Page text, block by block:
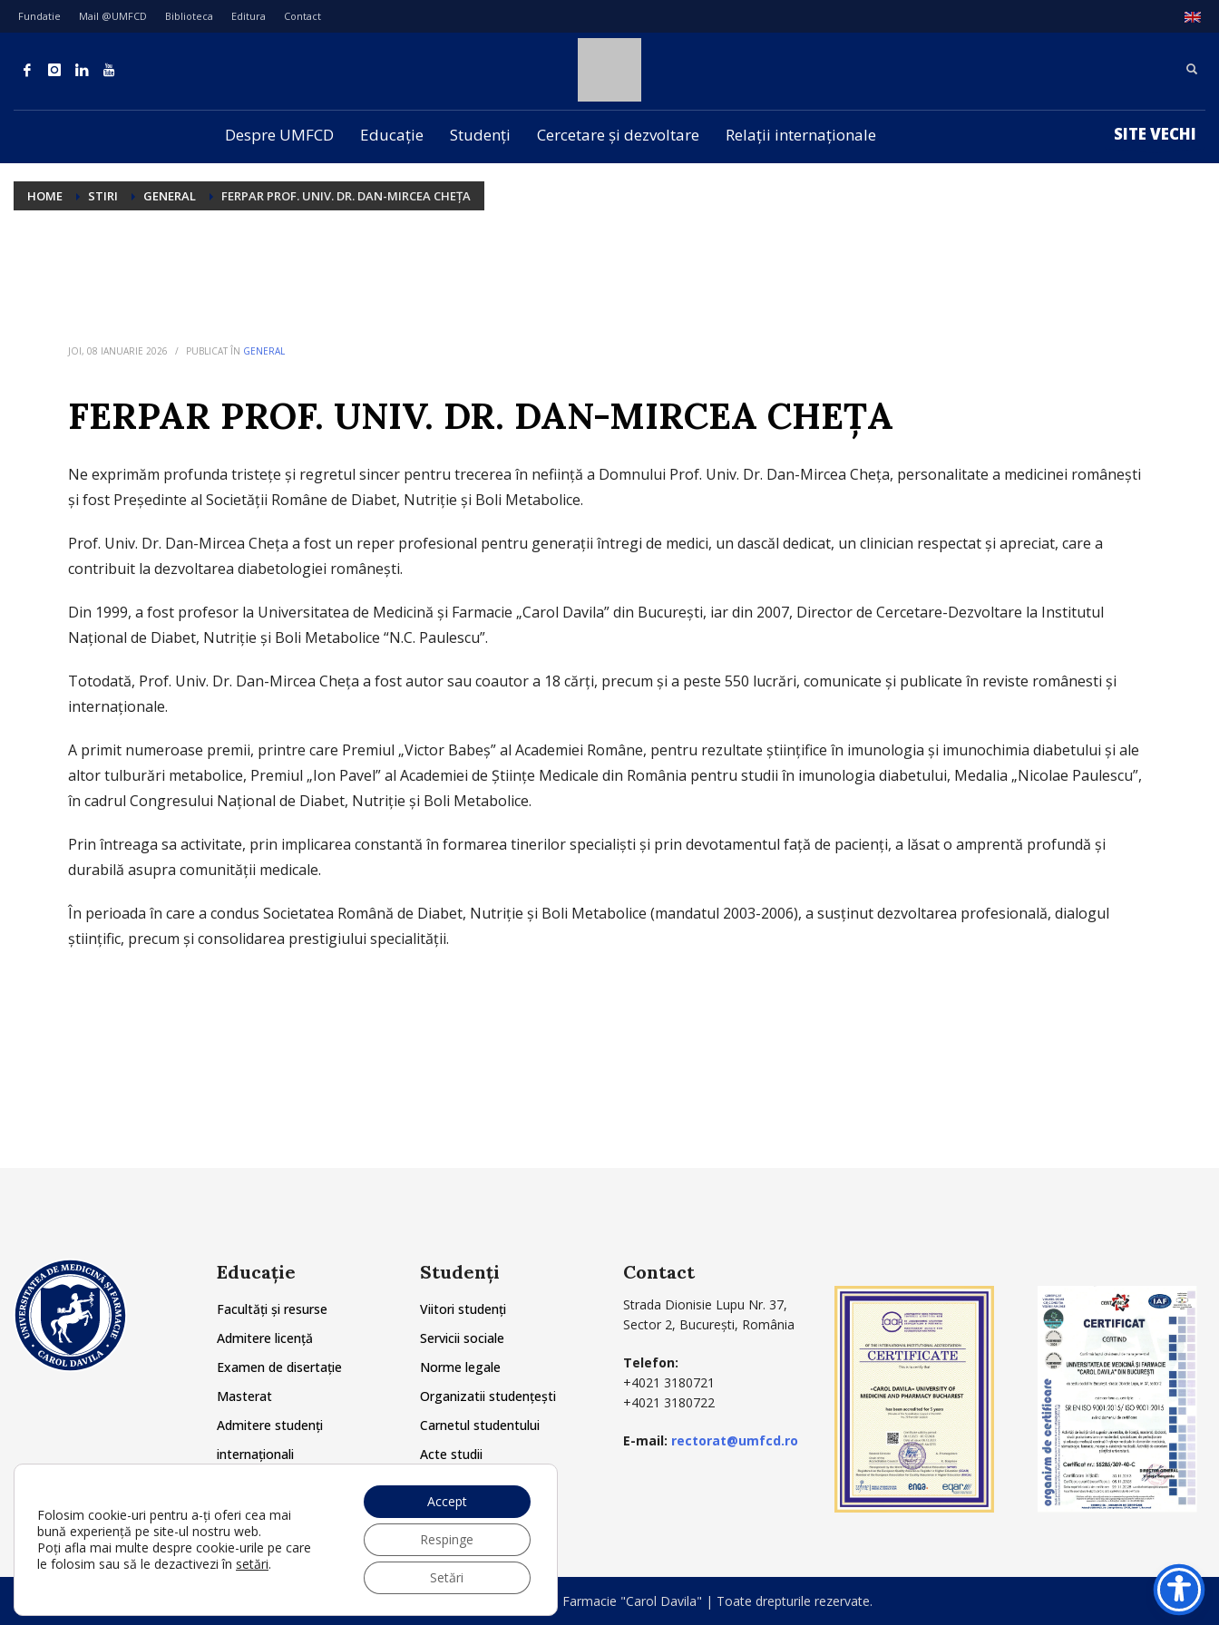
Fundatie Mail @UMFCD Biblioteca Editura Contact
Despre UMFCD Educație Studenți Cercetare și dezvoltare Relații internaționale SITE VECHI
HOME STIRI GENERAL FERPAR PROF. UNIV. DR. DAN-MIRCEA CHEȚA
JOI, 08 IANUARIE 2026 / PUBLICAT ÎN GENERAL
FERPAR PROF. UNIV. DR. DAN-MIRCEA CHEȚA
Ne exprimăm profunda tristețe și regretul sincer pentru trecerea în neființă a Domnului Prof. Univ. Dr. Dan-Mircea Cheța, personalitate a medicinei românești
și fost Președinte al Societății Române de Diabet, Nutriție și Boli Metabolice.
Prof. Univ. Dr. Dan-Mircea Cheța a fost un reper profesional pentru generații întregi de medici, un dascăl dedicat, un clinician respectat și apreciat, care a
contribuit la dezvoltarea diabetologiei românești.
Din 1999, a fost profesor la Universitatea de Medicină și Farmacie „Carol Davila” din București, iar din 2007, Director de Cercetare-Dezvoltare la Institutul
Național de Diabet, Nutriție și Boli Metabolice “N.C. Paulescu”.
Totodată, Prof. Univ. Dr. Dan-Mircea Cheța a fost autor sau coautor a 18 cărți, precum și a peste 550 lucrări, comunicate și publicate în reviste românesti și
internaționale.
A primit numeroase premii, printre care Premiul „Victor Babeș” al Academiei Române, pentru rezultate științifice în imunologia și imunochimia diabetului și ale
altor tulburări metabolice, Premiul „Ion Pavel” al Academiei de Științe Medicale din România pentru studii în imunologia diabetului, Medalia „Nicolae Paulescu”,
în cadrul Congresului Național de Diabet, Nutriție și Boli Metabolice.
Prin întreaga sa activitate, prin implicarea constantă în formarea tinerilor specialiști și prin devotamentul față de pacienți, a lăsat o amprentă profundă și
durabilă asupra comunității medicale.
În perioada în care a condus Societatea Română de Diabet, Nutriție și Boli Metabolice (mandatul 2003-2006), a susținut dezvoltarea profesională, dialogul
științific, precum și consolidarea prestigiului specialității.
Educație
Facultăți și resurse
Admitere licență
Examen de disertație
Masterat
Admitere studenți
internaționali
Postuniversitar
Studenți
Viitori studenți
Servicii sociale
Norme legale
Organizatii studențești
Carnetul studentului
Acte studii
Secretariat
Contact
Strada Dionisie Lupu Nr. 37,
Sector 2, București, România
Telefon:
+4021 3180721
+4021 3180722
E-mail: rectorat@umfcd.ro
© 2026 Universitatea de Medicină și Farmacie "Carol Davila" | Toate drepturile rezervate.
Folosim cookie-uri pentru a-ți oferi cea mai
bună experiență pe site-ul nostru web.
Poți afla mai multe despre cookie-urile pe care
le folosim sau să le dezactivezi în setări.
Accept
Respinge
Setări